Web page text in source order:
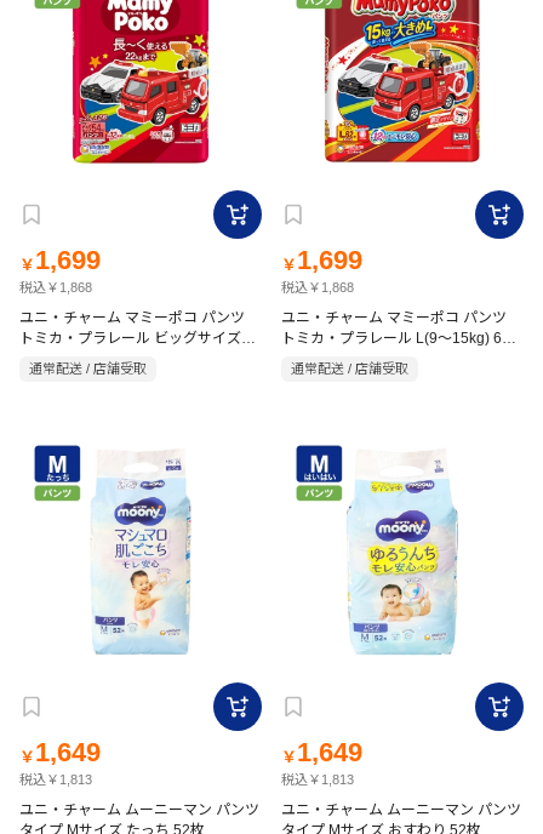
￥ 1,699
税込￥1,868
ユニ・チャーム マミーポコ パンツ
トミカ・プラレール ビッグサイズ
(12～22kg) 54枚
通常配送 / 店舗受取
￥ 1,699
税込￥1,868
ユニ・チャーム マミーポコ パンツ
トミカ・プラレール L(9～15kg) 62
枚
通常配送 / 店舗受取
￥ 1,649
税込￥1,813
ユニ・チャーム ムーニーマン パンツ
タイプ Mサイズ たっち 52枚
￥ 1,649
税込￥1,813
ユニ・チャーム ムーニーマン パンツ
タイプ Mサイズ おすわり 52枚